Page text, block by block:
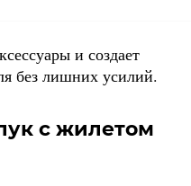
и создает
без лишних усилий.
с жилетом